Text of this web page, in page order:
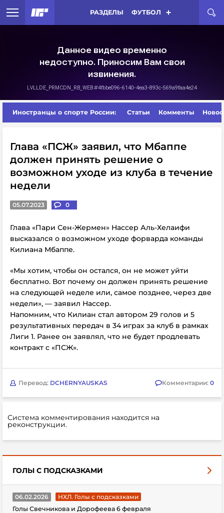
РАЗДЕЛЫ ФУТБОЛ
Иностранцы о спорте России: Статьи Комменты
Глава «ПСЖ» заявил, что Мбаппе
должен принять решение о
возможном уходе из клуба в течение
недели
05.07.2023 0
Глава «Пари Сен-Жермен» Нассер Аль-Хелаифи
высказался о возможном уходе форварда команды
Килиана Мбаппе.
«Мы хотим, чтобы он остался, он не может уйти
бесплатно. Вот почему он должен принять решение
на следующей неделе или, самое позднее, через две
недели», — заявил Нассер.
Напомним, что Килиан стал автором 29 голов и 5
результативных передач в 34 играх за клуб в рамках
Лиги 1. Ранее он заявлял, что не будет продлевать
контракт с «ПСЖ».
Перевод: DCHERNYAUSKAS Комментарии: 0
Система комментирования находится на
реконструкции.
ГОЛЫ С ПОДСКАЗКАМИ
06.02.2026
НХЛ. Голы с подсказками
Голы Свечникова и Дорофеева 6 февраля